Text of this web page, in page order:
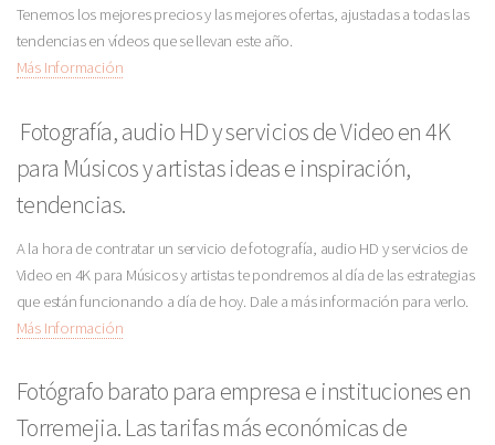
Tenemos los mejores precios y las mejores ofertas, ajustadas a todas las
tendencias en vídeos que se llevan este año.
Más Información
Fotografía, audio HD y servicios de Video en 4K
para Músicos y artistas ideas e inspiración,
tendencias.
A la hora de contratar un servicio de fotografía, audio HD y servicios de
Video en 4K para Músicos y artistas te pondremos al día de las estrategias
que están funcionando a día de hoy. Dale a más información para verlo.
Más Información
Fotógrafo barato para empresa e instituciones en
Torremejia. Las tarifas más económicas de